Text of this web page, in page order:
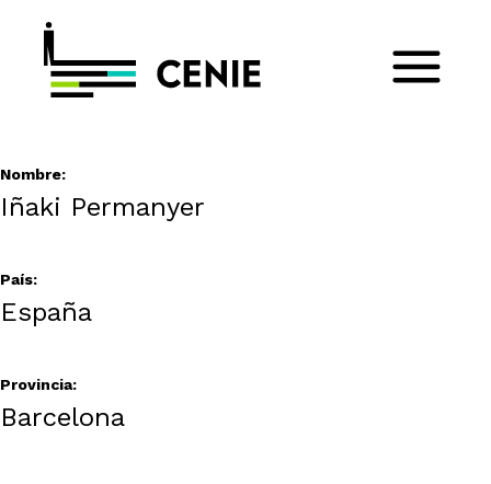
Nombre:
Iñaki Permanyer
País:
España
Provincia:
Barcelona